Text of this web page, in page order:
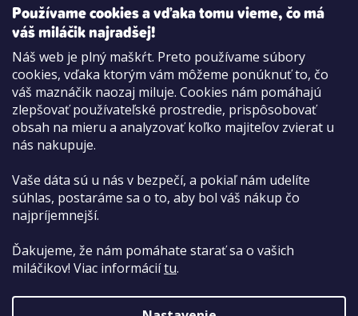
Používame cookies a vďaka tomu vieme, čo má
váš miláčik najradšej!
Náš web je plný maškŕt. Preto používame súbory
cookies, vďaka ktorým vám môžeme ponúknuť to, čo
váš maznáčik naozaj miluje. Cookies nám pomáhajú
zlepšovať používateľské prostredie, prispôsobovať
obsah na mieru a analyzovať koľko majiteľov zvierat u
nás nakupuje.
Vaše dáta sú u nás v bezpečí, a pokiaľ nám udelíte
súhlas, postaráme sa o to, aby bol váš nákup čo
najpríjemnejší.
Ďakujeme, že nám pomáhate starať sa o vašich
miláčikov! Viac informáciítu.
Možnosti platby:
Dobierkou
Hotovo aj kartou na pobočke